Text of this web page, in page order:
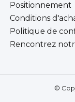
Positionnement
Conditions
Politique de
Rencontrez
©